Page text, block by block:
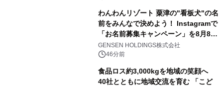
わんわんリゾート 粟津の"看板犬"の名
前をみんなで決めよう！ Instagramで
「お名前募集キャンペーン」を8月8日
(土)より開催
GENSEN HOLDINGS株式会社
46分前
食品ロス約3,000kgを地域の笑顔へ
40社とともに地域交流を育む 「こど